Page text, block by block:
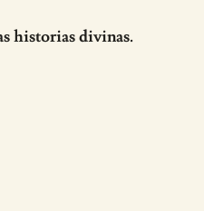
historias divinas.